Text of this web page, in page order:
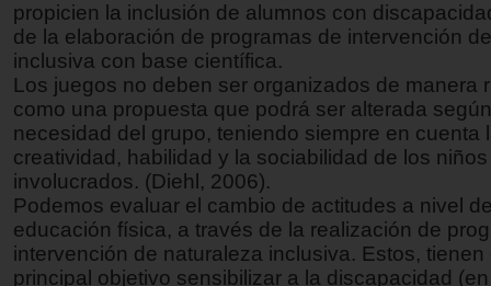
propicien la inclusión de alumnos con
de la elaboración de programas de intervención
inclusiva con base científica.
Los juegos no deben ser organizados de manera
como una propuesta que podrá ser alterada
necesidad del grupo, teniendo siempre en cuenta
creatividad, habilidad y la sociabilidad de los
involucrados. (Diehl, 2006).
Podemos evaluar el cambio de actitudes a nivel
educación física, a través de la realización de
intervención de naturaleza inclusiva. Estos, tienen
principal objetivo sensibilizar a la discapacidad